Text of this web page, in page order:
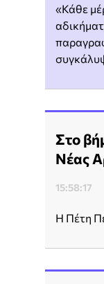
«Κάθε
Στο
Νέας
15:58:17
Η Πέτη